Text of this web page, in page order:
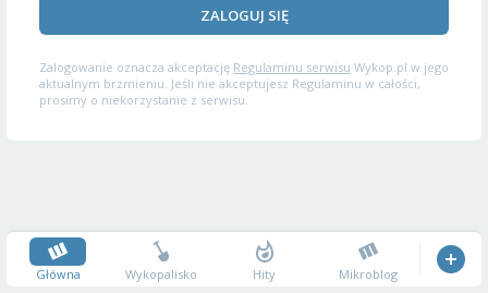
ZALOGUJ SIĘ
Zalogowanie oznacza akceptację Regulaminu serwisu Wykop.pl w jego
aktualnym brzmieniu. Jeśli nie akceptujesz Regulaminu w całości,
prosimy o niekorzystanie z serwisu.
Główna Wykopalisko Hity Mikroblog